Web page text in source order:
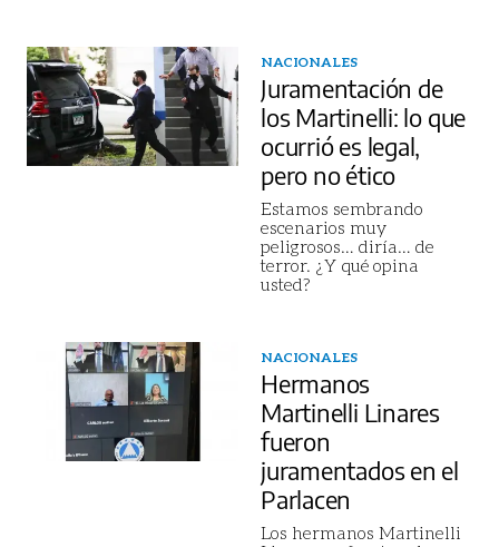
NACIONALES
Juramentación de
los Martinelli: lo que
ocurrió es legal,
pero no ético
Estamos sembrando
escenarios muy
peligrosos… diría… de
terror. ¿Y qué opina
usted?
NACIONALES
Hermanos
Martinelli Linares
fueron
juramentados en el
Parlacen
Los hermanos Martinelli